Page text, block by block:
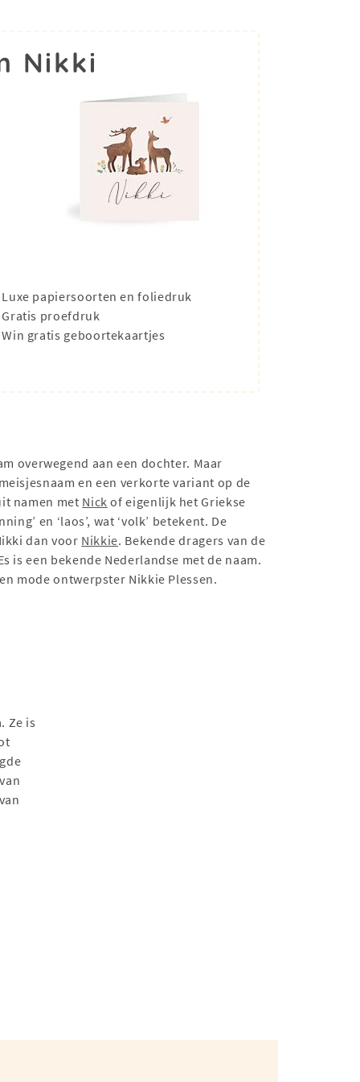
Nikki
Luxe papiersoorten en foliedruk
Gratis proefdruk
Win gratis geboortekaartjes
overwegend aan een dochter. Maar
en een verkorte variant op de
namen met Nick of eigenlijk het Griekse
en ‘laos’, wat ‘volk’ betekent. De
dan voor Nikkie. Bekende dragers van de
is een bekende Nederlandse met de naam.
mode ontwerpster Nikkie Plessen.
Ze is